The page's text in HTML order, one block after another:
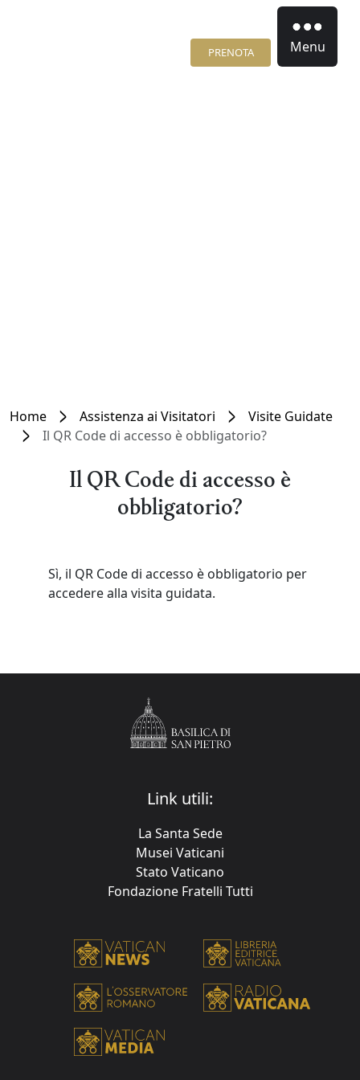
PRENOTA Menu
Home Assistenza ai Visitatori
Visite Guidate
Il QR Code di accesso è obbligatorio?
Il QR Code di accesso è
obbligatorio?
Sì, il QR Code di accesso è obbligatorio per
accedere alla visita guidata.
Link utili:
La Santa Sede
Musei Vaticani
Stato Vaticano
Fondazione Fratelli Tutti